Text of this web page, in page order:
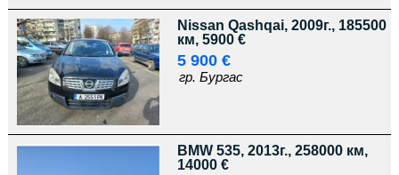
Nissan Qashqai, 2009г., 185500
км, 5900 €
5 900 €
гр. Бургас
BMW 535, 2013г., 258000 км,
14000 €